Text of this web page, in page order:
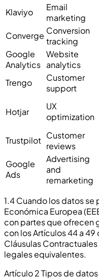
Klaviyo
Email
marketing
Converge Conversion
tracking
Google
Analytics
Website
analytics
Trengo
Customer
support
Hotjar
UX
optimization
Trustpilot Customer
reviews
Google
Ads
Advertising
and
remarketing
1.4 Cuando los datos se
Económica Europea
con partes que ofrecen
con los Artículos 44 a
Cláusulas
legales equivalentes.
Artículo 2 Tipos de